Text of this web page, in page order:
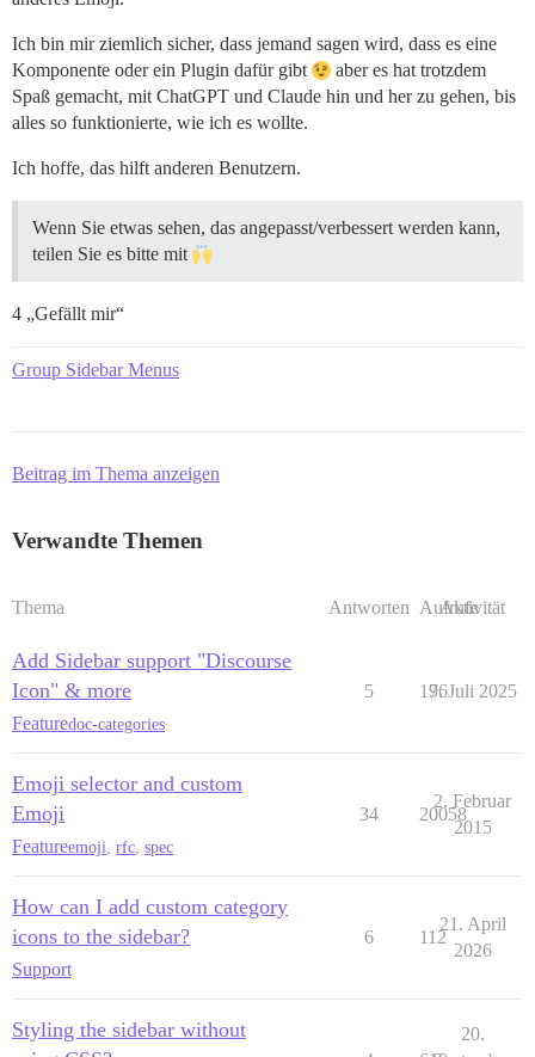
        const [keyId, itemName] = key.split(',');
// Only process if this replacement is for
        if (parseInt(keyId) === sectionId) {
          const url = emojiUrlFor(emojiName);
// Try multiple selectors to catch both
          const selectors = [
            // Fixed sidebar selector
// Hamburger menu selector (more
`.menu-panel div[data-section-
            // Generic fallback
          ];
const prefix =
                prefix.innerHTML = `
                       alt="${emojiName}"
              }
            }
          }
        }
      });
  // Run on page change
  api.onPageChange(replaceIcons);
    setTimeout(replaceIcons, 100);
    setTimeout(replaceIcons, 500);
const observer = new MutationObserver((mutations)
    let shouldReplace = false;
Ich bin mir ziemlich sicher, dass jemand sagen wird, dass es eine
Komponente oder ein Plugin dafür gibt
aber es hat trotzdem
Spaß gemacht, mit ChatGPT und Claude hin und her zu gehen, bis
alles so funktionierte, wie ich es wollte.
Ich hoffe, das hilft anderen Benutzern.
Wenn Sie etwas sehen, das angepasst/verbessert werden kann,
teilen Sie es bitte mit
4 „Gefällt mir“
Group Sidebar Menus
Beitrag im Thema anzeigen
Verwandte Themen
Thema Antworten Aufrufe
Aktivität
Add Sidebar support "Discourse
Icon" & more
Featuredoc-categories
5 176
9. Juli 2025
Emoji selector and custom
Emoji
Featureemoji rfc spec
34 20058
2. Februar
2015
How can I add custom category
icons to the sidebar?
Support
6 112
21. April
2026
Styling the sidebar without
20.